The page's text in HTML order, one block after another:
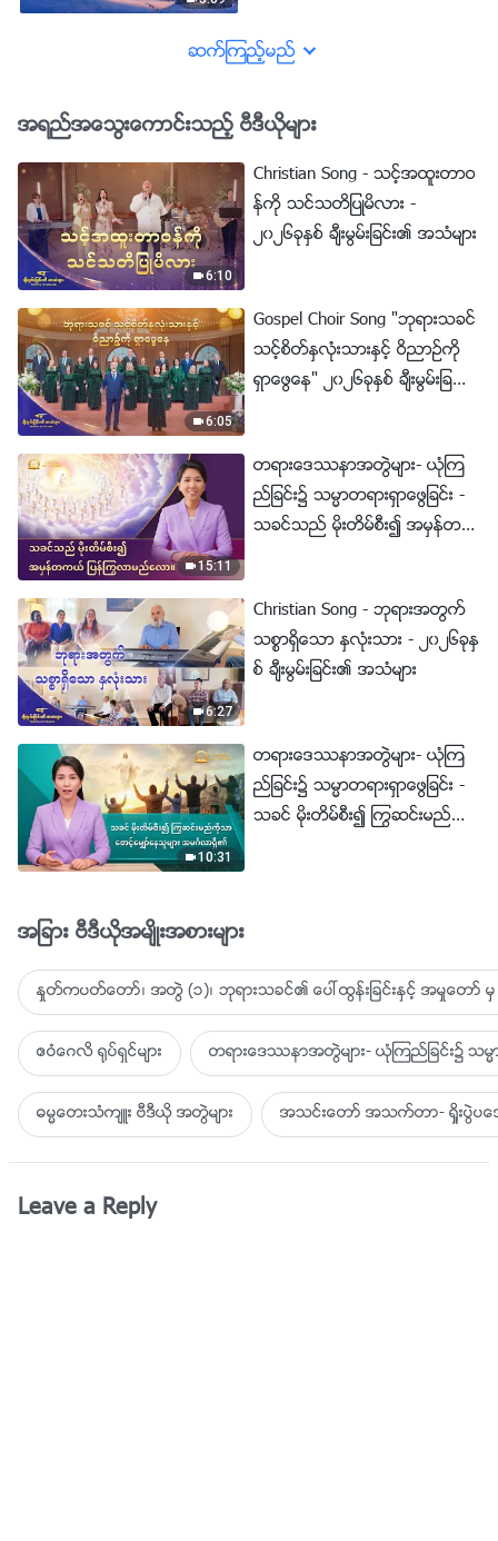
ဆက္ၾကည့္မည္
အရည္အေသြးေကာင္းသည့္ ဗီဒီယိုမ်ား
6:10
Christian Song - သင့္အထူးတာဝ
န္ကို သင္သတိျပဳမိလား -
၂၀၂၆ခုႏွစ္ ခ်ီးမြမ္းျခင္း၏ အသံမ်ား
6:05
Gospel Choir Song "ဘုရားသခင္
သင့္စိတ္ႏွလုံးသားႏွင့္ ဝိညာဥ္ကို
ရွာေဖြေန" ၂၀၂၆ခုႏွစ္ ခ်ီးမြမ္းျခ
15:11
တရားေဒႆနာအတြဲမ်ား- ယုံၾက
ည္ျခင္း၌ သမၼာတရားရွာေဖြျခင္း -
သခင္သည္ မိုးတိမ္စီး၍ အမွန္တက
6:27
Christian Song - ဘုရားအတြက္
သစၥာရွိေသာ ႏွလုံးသား - ၂၀၂၆ခုႏွ
စ္ ခ်ီးမြမ္းျခင္း၏ အသံမ်ား
10:31
တရားေဒႆနာအတြဲမ်ား- ယုံၾက
ည္ျခင္း၌ သမၼာတရားရွာေဖြျခင္း -
သခင္ မိုးတိမ္စီး၍ ႂကြဆင္းမည္ကို
အျခား ဗီဒီယိုအမ်ိဳးအစားမ်ား
ႏႈတ္ကပတ္ေတာ္၊ အတြဲ (၁)၊ ဘုရားသခင္၏ ေပၚထြန္းျခင္းႏွင့္ အမႈေတာ္ မွ
ဧဝံေဂလိ ႐ုပ္ရွင္မ်ား တရားေဒႆနာအတြဲမ်ား- ယုံၾကည္ျခင္း၌ သမၼာတ
ဓမၼေတးသံက်ဴး ဗီဒီယို အတြဲမ်ား အသင္းေတာ္ အသက္တာ- ရႈိးပြဲ
Leave a Reply